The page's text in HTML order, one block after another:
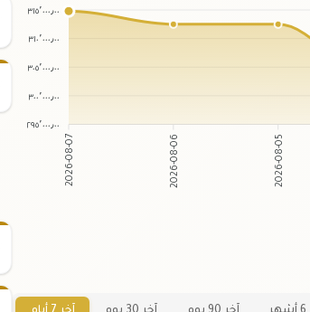
٣١٥٬٠٠٠٫٠٠
٣١٠٬٠٠٠٫٠٠
٣٠٥٬٠٠٠٫٠٠
٣٠٠٬٠٠٠٫٠٠
٢٩٥٬٠٠٠٫٠٠
2026-08-07 2026-08-06 2026-08-05